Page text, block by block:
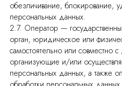
обезличивание, блокирование,
персональных данных.
2.7. Оператор —
орган, юридическое или
самостоятельно или совместно
организующие и/или
персональных данных, а также